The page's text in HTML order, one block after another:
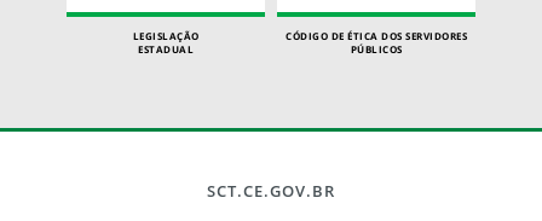
LEGISLAÇÃO
ESTADUAL
CÓDIGO DE ÉTICA DOS SERVIDORES
PÚBLICOS
SCT.CE.GOV.BR